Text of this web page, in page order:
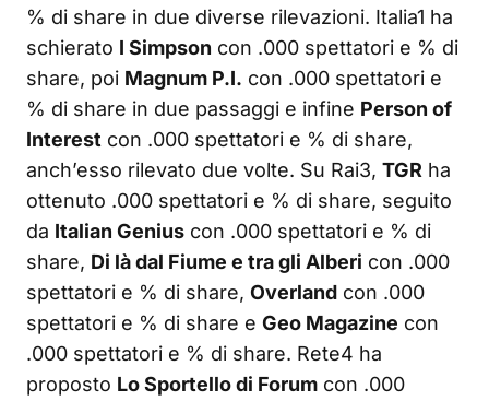
% di share in due diverse rilevazioni. Italia1 ha
schierato I Simpson con .000 spettatori e % di
share, poi Magnum P.I. con .000 spettatori e
% di share in due passaggi e infine Person of
Interest con .000 spettatori e % di share,
anch’esso rilevato due volte. Su Rai3, TGR ha
ottenuto .000 spettatori e % di share, seguito
da Italian Genius con .000 spettatori e % di
share, Di là dal Fiume e tra gli Alberi con .000
spettatori e % di share, Overland con .000
spettatori e % di share e Geo Magazine con
.000 spettatori e % di share. Rete4 ha
proposto Lo Sportello di Forum con .000